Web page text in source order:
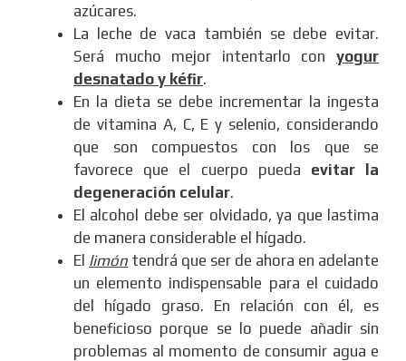
azúcares.
La leche de vaca también se debe evitar.
Será mucho mejor intentarlo con yogur
desnatado y kéfir.
En la dieta se debe incrementar la ingesta
de vitamina A, C, E y selenio, considerando
que son compuestos con los que se
favorece que el cuerpo pueda evitar la
degeneración celular.
El alcohol debe ser olvidado, ya que lastima
de manera considerable el hígado.
El limón tendrá que ser de ahora en adelante
un elemento indispensable para el cuidado
del hígado graso. En relación con él, es
beneficioso porque se lo puede añadir sin
problemas al momento de consumir agua e